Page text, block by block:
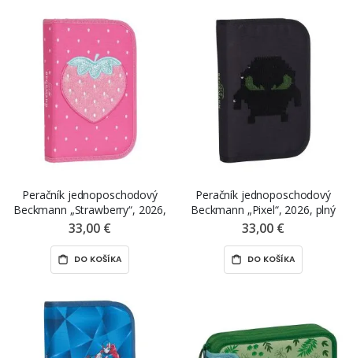
Peračník jednoposchodový
Beckmann „Strawberry“, 2026,
plný
33,00 €
DO KOŠÍKA
Peračník jednoposchodový
Beckmann „Pixel“, 2026, plný
33,00 €
DO KOŠÍKA